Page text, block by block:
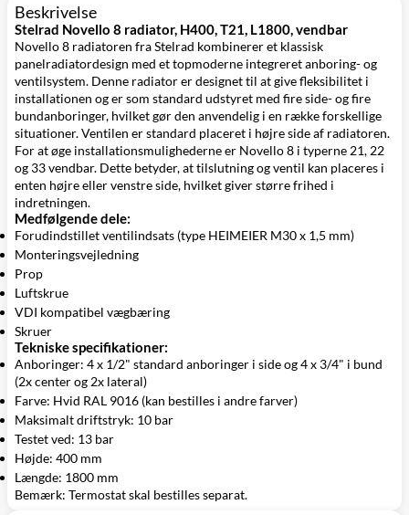
Beskrivelse
Stelrad Novello 8 radiator, H400, T21, L1800, vendbar
Novello 8 radiatoren fra Stelrad kombinerer et klassisk
panelradiatordesign med et topmoderne integreret anboring- og
ventilsystem. Denne radiator er designet til at give fleksibilitet i
installationen og er som standard udstyret med fire side- og fire
bundanboringer, hvilket gør den anvendelig i en række forskellige
situationer. Ventilen er standard placeret i højre side af radiatoren.
For at øge installationsmulighederne er Novello 8 i typerne 21, 22
og 33 vendbar. Dette betyder, at tilslutning og ventil kan placeres i
enten højre eller venstre side, hvilket giver større frihed i
indretningen.
Medfølgende dele:
Forudindstillet ventilindsats (type HEIMEIER M30 x 1,5 mm)
Monteringsvejledning
Prop
Luftskrue
VDI kompatibel vægbæring
Skruer
Tekniske specifikationer:
Anboringer: 4 x 1/2" standard anboringer i side og 4 x 3/4" i bund
(2x center og 2x lateral)
Farve: Hvid RAL 9016 (kan bestilles i andre farver)
Maksimalt driftstryk: 10 bar
Testet ved: 13 bar
Højde: 400 mm
Længde: 1800 mm
Bemærk: Termostat skal bestilles separat.